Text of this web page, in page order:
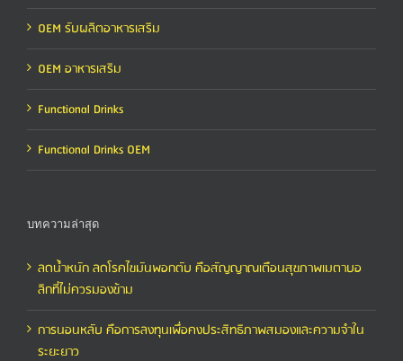
OEM รับผลิตอาหารเสริม
OEM อาหารเสริม
Functional Drinks
Functional Drinks OEM
บทความล่าสุด
ลดน้ำหนัก ลดโรคไขมันพอกตับ คือสัญญาณเตือนสุขภาพเมตาบอ
ลิกที่ไม่ควรมองข้าม
การนอนหลับ คือการลงทุนเพื่อคงประสิทธิภาพสมองและความจำใน
ระยะยาว